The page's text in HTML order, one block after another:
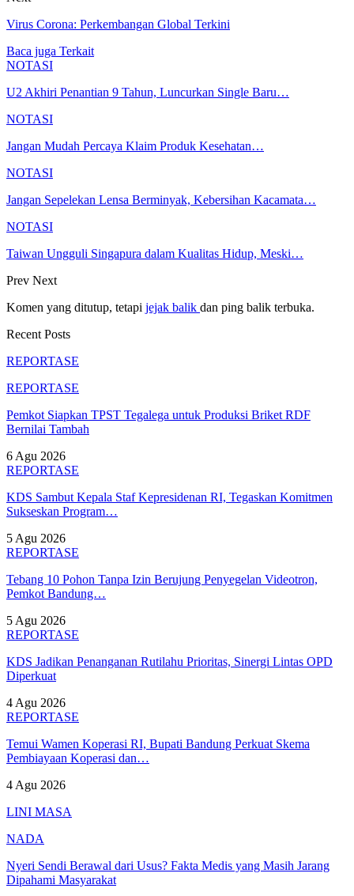
Virus Corona: Perkembangan Global Terkini
Baca juga Terkait
NOTASI
U2 Akhiri Penantian 9 Tahun, Luncurkan Single Baru…
NOTASI
Jangan Mudah Percaya Klaim Produk Kesehatan…
NOTASI
Jangan Sepelekan Lensa Berminyak, Kebersihan Kacamata…
NOTASI
Taiwan Ungguli Singapura dalam Kualitas Hidup, Meski…
Prev Next
Komen yang ditutup, tetapi jejak balik dan ping balik terbuka.
Recent Posts
REPORTASE
REPORTASE
Pemkot Siapkan TPST Tegalega untuk Produksi Briket RDF
Bernilai Tambah
6 Agu 2026
REPORTASE
KDS Sambut Kepala Staf Kepresidenan RI, Tegaskan Komitmen
Sukseskan Program…
5 Agu 2026
REPORTASE
Tebang 10 Pohon Tanpa Izin Berujung Penyegelan Videotron,
Pemkot Bandung…
5 Agu 2026
REPORTASE
KDS Jadikan Penanganan Rutilahu Prioritas, Sinergi Lintas OPD
Diperkuat
4 Agu 2026
REPORTASE
Temui Wamen Koperasi RI, Bupati Bandung Perkuat Skema
Pembiayaan Koperasi dan…
4 Agu 2026
LINI MASA
NADA
Nyeri Sendi Berawal dari Usus? Fakta Medis yang Masih Jarang
Dipahami Masyarakat